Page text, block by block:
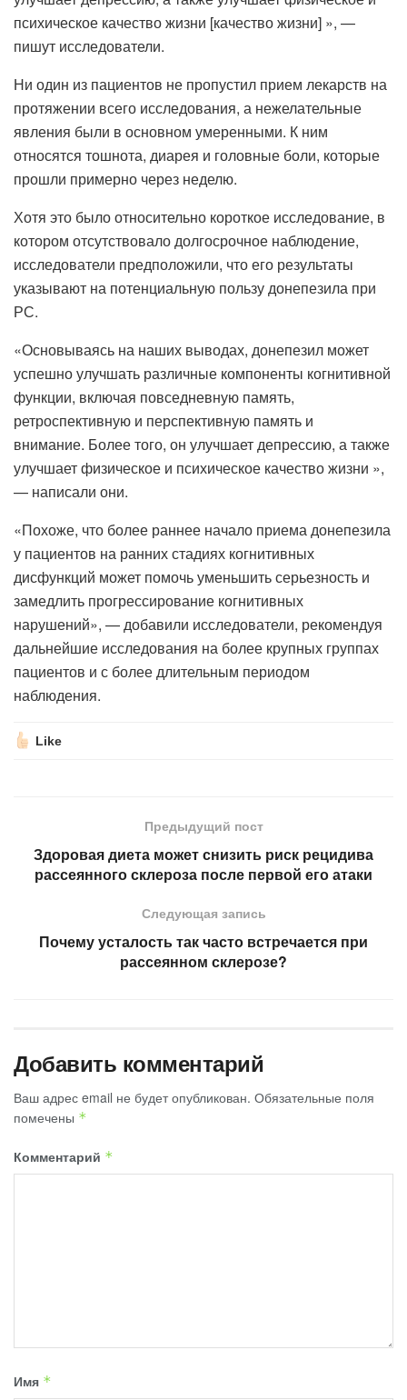
психическое качество жизни [качество жизни] », —
пишут исследователи.
Ни один из пациентов не пропустил прием лекарств на
протяжении всего исследования, а нежелательные
явления были в основном умеренными. К ним
относятся тошнота, диарея и головные боли, которые
прошли примерно через неделю.
Хотя это было относительно короткое исследование, в
котором отсутствовало долгосрочное наблюдение,
исследователи предположили, что его результаты
указывают на потенциальную пользу донепезила при
РС.
«Основываясь на наших выводах, донепезил может
успешно улучшать различные компоненты когнитивной
функции, включая повседневную память,
ретроспективную и перспективную память и
внимание. Более того, он улучшает депрессию, а также
улучшает физическое и психическое качество жизни »,
— написали они.
«Похоже, что более раннее начало приема донепезила
у пациентов на ранних стадиях когнитивных
дисфункций может помочь уменьшить серьезность и
замедлить прогрессирование когнитивных
нарушений», — добавили исследователи, рекомендуя
дальнейшие исследования на более крупных группах
пациентов и с более длительным периодом
наблюдения.
Like
Предыдущий пост
Здоровая диета может снизить риск рецидива
рассеянного склероза после первой его атаки
Следующая запись
Почему усталость так часто встречается при
рассеянном склерозе?
Добавить комментарий
Ваш адрес email не будет опубликован. Обязательные поля
помечены *
Комментарий *
Имя *